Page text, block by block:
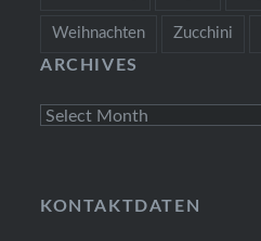
Weihnachten Zucchini
ARCHIVES
Archives
KONTAKTDATEN